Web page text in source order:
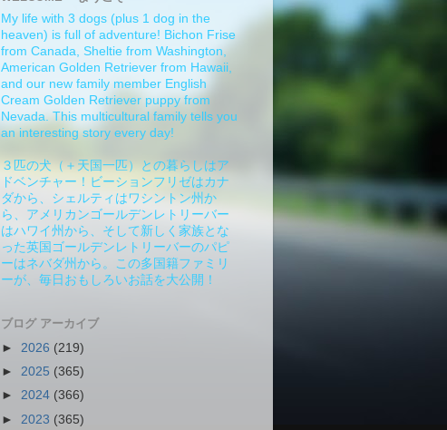
My life with 3 dogs (plus 1 dog in the
heaven) is full of adventure! Bichon Frise
from Canada, Sheltie from Washington,
American Golden Retriever from Hawaii,
and our new family member English
Cream Golden Retriever puppy from
Nevada. This multicultural family tells you
an interesting story every day!
３匹の犬（＋天国一匹）との暮らしはア
ドベンチャー！ビーションフリゼはカナ
ダから、シェルティはワシントン州か
ら、アメリカンゴールデンレトリーバー
はハワイ州から、そして新しく家族とな
った英国ゴールデンレトリーバーのパピ
ーはネバダ州から。この多国籍ファミリ
ーが、毎日おもしろいお話を大公開！
ブログ アーカイブ
► 2026 (219)
► 2025 (365)
► 2024 (366)
► 2023 (365)